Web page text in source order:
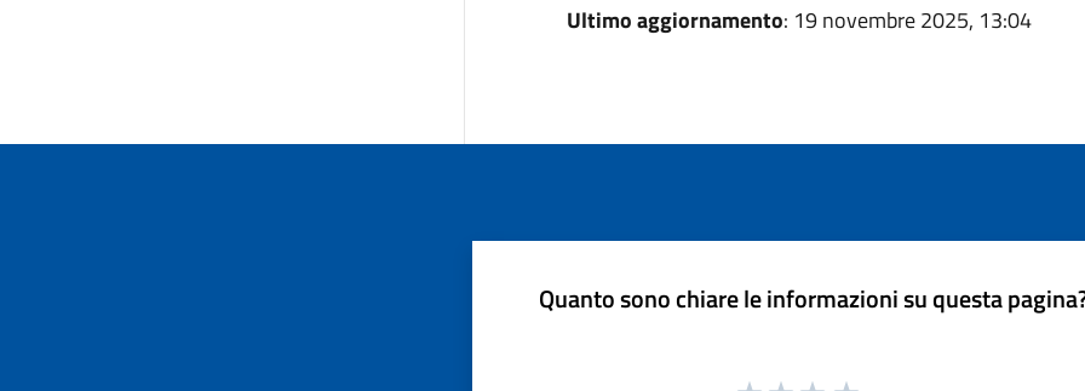
Ultimo aggiornamento: 19 novembre 2025, 13:04
Quanto sono chiare le informazioni su questa